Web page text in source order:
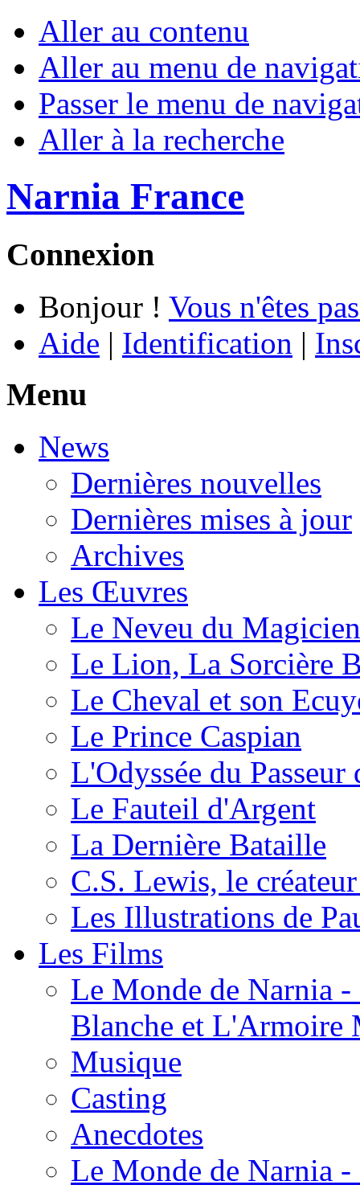
Aller au contenu
Aller au menu de
Passer le menu de
Aller à la recherche
Narnia France
Connexion
Bonjour ! Vous n'êtes
Aide | Identification |
Menu
News
Dernières nouvelles
Dernières mises à jour
Archives
Les Œuvres
Le Neveu du Magicien
Le Lion, La Sorcière
Le Cheval et son
Le Prince Caspian
L'Odyssée du
Le Fauteil d'Argent
La Dernière Bataille
C.S. Lewis, le
Les Illustrations de
Les Films
Le Monde de Narnia
Blanche et L'Armoire
Musique
Casting
Anecdotes
Le Monde de Narnia